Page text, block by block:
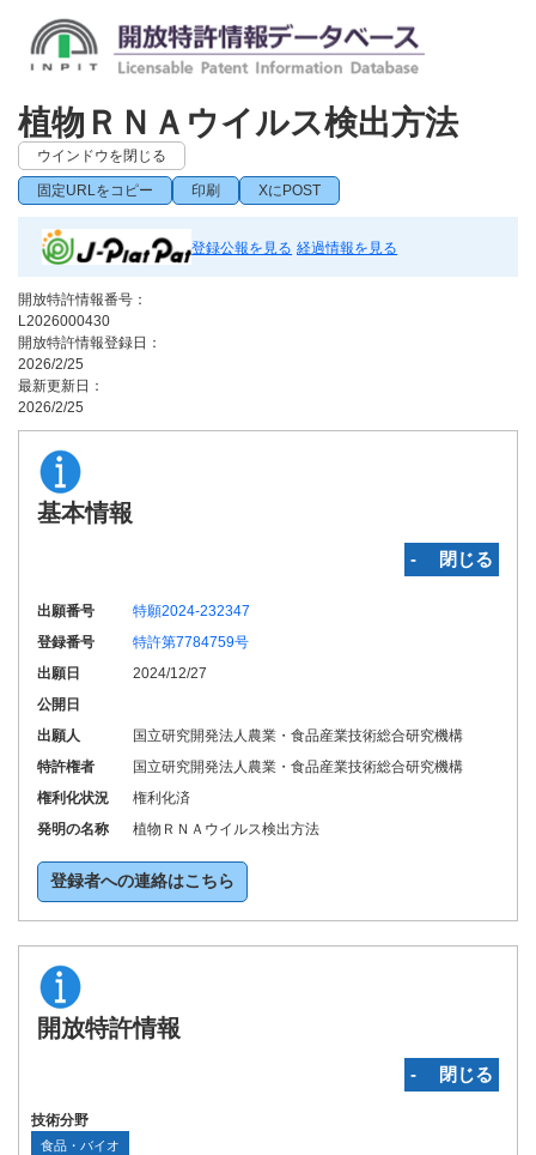
植物ＲＮＡウイルス検出方法
ウインドウを閉じる
固定URLをコピー 印刷 XにPOST
登録公報を見る 経過情報を見る
開放特許情報番号：
L2026000430
開放特許情報登録日：
2026/2/25
最新更新日：
2026/2/25
基本情報
‐ 閉じる
出願番号
特願2024-232347
登録番号
特許第7784759号
出願日
2024/12/27
公開日
出願人
国立研究開発法人農業・食品産業技術総合研究機構
特許権者
国立研究開発法人農業・食品産業技術総合研究機構
権利化状況
権利化済
発明の名称
植物ＲＮＡウイルス検出方法
登録者への連絡はこちら
開放特許情報
‐ 閉じる
技術分野
食品・バイオ